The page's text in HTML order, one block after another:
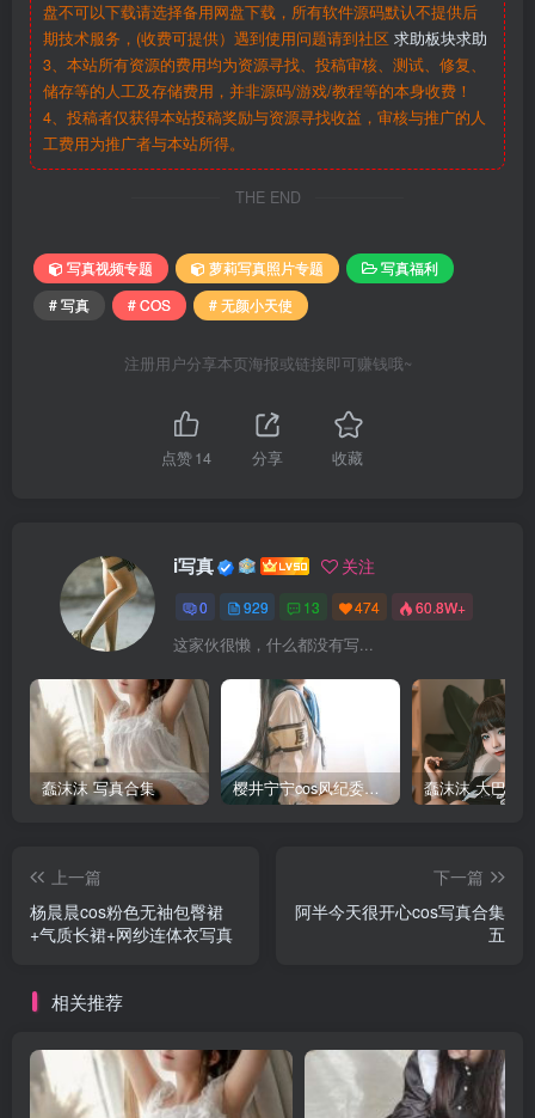
盘不可以下载请选择备用网盘下载，所有软件源码默认不提供后
期技术服务，(收费可提供）遇到使用问题请到社区 求助板块求助
3、本站所有资源的费用均为资源寻找、投稿审核、测试、修复、
储存等的人工及存储费用，并非源码/游戏/教程等的本身收费！
4、投稿者仅获得本站投稿奖励与资源寻找收益，审核与推广的人
工费用为推广者与本站所得。
THE END
写真视频专题 萝莉写真照片专题
写真福利
# 写真
# COS # 无颜小天使
注册用户分享本页海报或链接即可赚钱哦~
点赞14 分享 收藏
i写真 关注
0 929 13 474 60.8W+
这家伙很懒，什么都没有写...
蠢沫沫 写真合集 樱井宁宁cos风纪委员写真套图
上一篇
杨晨晨cos粉色无袖包臀裙
+气质长裙+网纱连体衣写真
下一篇
阿半今天很开心cos写真合集
五
相关推荐